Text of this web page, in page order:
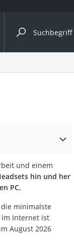
Kategorie
und einem
hin und her
PC.
minimalste
im Internet ist
August 2026